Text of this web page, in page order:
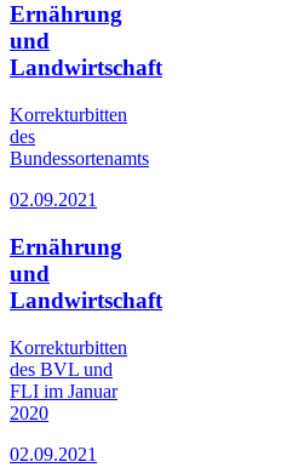
Ernährung
und
Landwirtschaft
Korrekturbitten
des
Bundessortenamts
02.09.2021
Ernährung
und
Landwirtschaft
Korrekturbitten
des BVL und
FLI im Januar
2020
02.09.2021